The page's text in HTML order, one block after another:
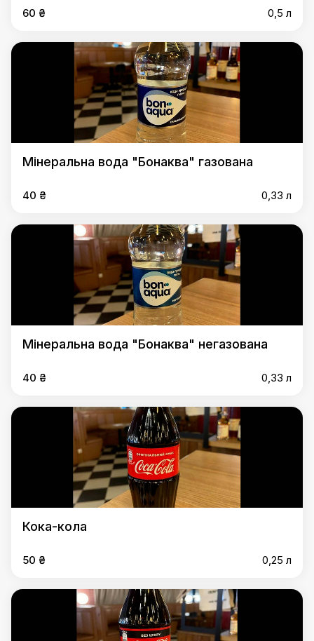
60 ₴ 0,5 л
Мінеральна вода "Бонаква" газована
40 ₴ 0,33 л
Мінеральна вода "Бонаква" негазована
40 ₴ 0,33 л
Кока-кола
50 ₴ 0,25 л